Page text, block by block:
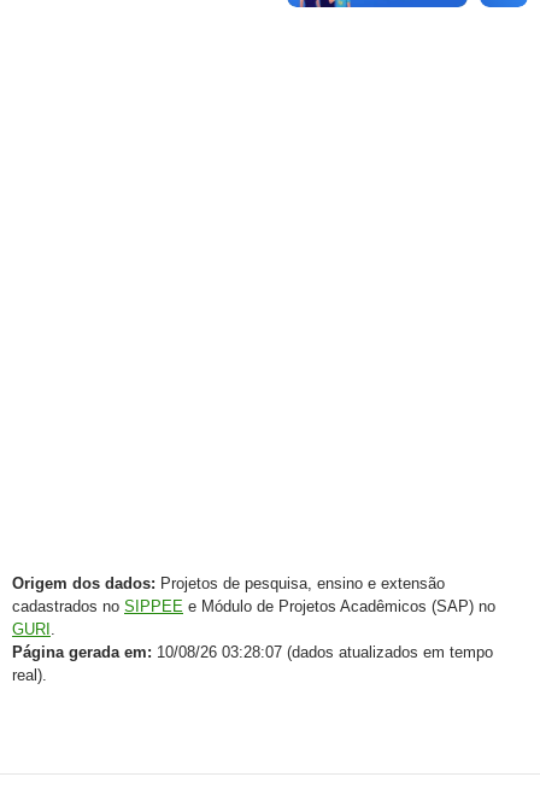
Origem dos dados: Projetos de pesquisa, ensino e extensão
cadastrados no SIPPEE e Módulo de Projetos Acadêmicos (SAP) no
GURI
Página gerada em: 10/08/26 03:28:07 (dados atualizados em tempo
real).